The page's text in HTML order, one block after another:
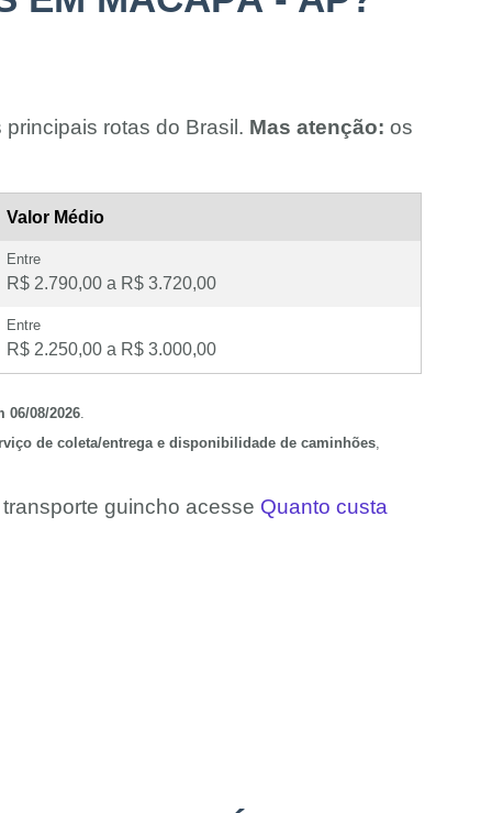
principais rotas do Brasil. Mas atenção: os
Valor Médio
Entre
R$ 2.790,00 a R$ 3.720,00
Entre
R$ 2.250,00 a R$ 3.000,00
06/08/2026.
de coleta/entrega e disponibilidade de caminhões,
guincho acesse Quanto custa